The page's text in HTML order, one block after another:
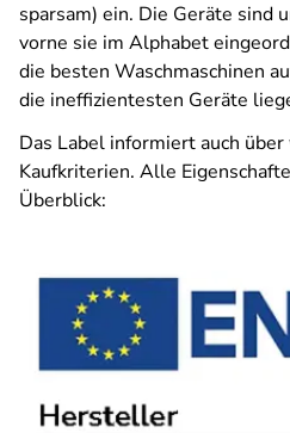
sparsam) ein. Die Geräte sind
vorne sie im Alphabet
die besten Waschmaschinen
die ineffizientesten Geräte
Das Label informiert auch
Kaufkriterien. Alle
Überblick: